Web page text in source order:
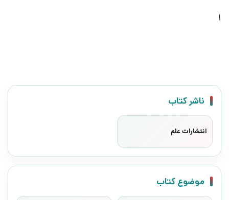
1
ناشر کتاب
انتشارات علم
موضوع کتاب